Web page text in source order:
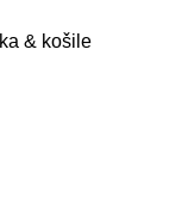
& košile